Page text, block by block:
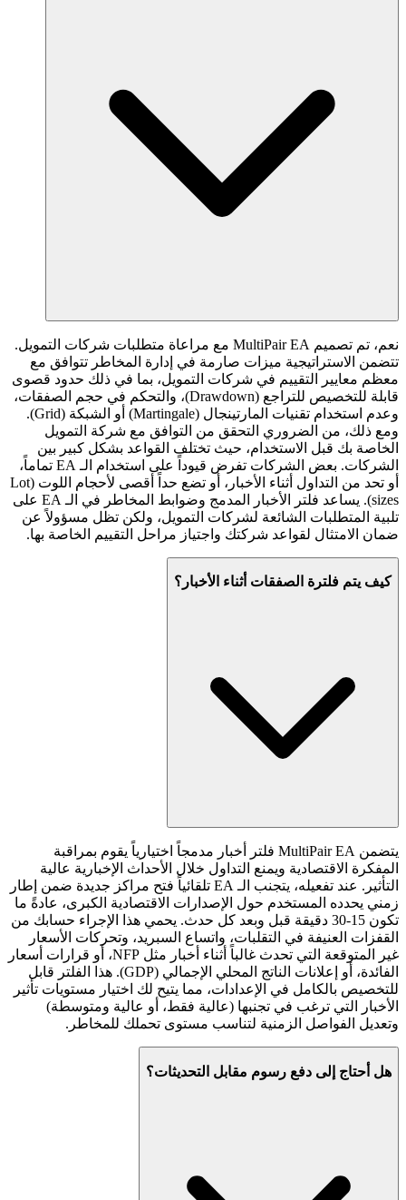
نعم، تم تصميم MultiPair EA مع مراعاة متطلبات شركات التمويل.
تتضمن الاستراتيجية ميزات صارمة في إدارة المخاطر تتوافق مع
معظم معايير التقييم في شركات التمويل، بما في ذلك حدود قصوى
قابلة للتخصيص للتراجع (Drawdown)، والتحكم في حجم الصفقات،
وعدم استخدام تقنيات المارتينجال (Martingale) أو الشبكة (Grid).
ومع ذلك، من الضروري التحقق من التوافق مع شركة التمويل
الخاصة بك قبل الاستخدام، حيث تختلف القواعد بشكل كبير بين
الشركات. بعض الشركات تفرض قيوداً على استخدام الـ EA تماماً،
أو تحد من التداول أثناء الأخبار، أو تضع حداً أقصى لأحجام اللوت (Lot
sizes). يساعد فلتر الأخبار المدمج وضوابط المخاطر في الـ EA على
تلبية المتطلبات الشائعة لشركات التمويل، ولكن تظل مسؤولاً عن
ضمان الامتثال لقواعد شركتك واجتياز مراحل التقييم الخاصة بها.
كيف يتم فلترة الصفقات أثناء الأخبار؟
يتضمن MultiPair EA فلتر أخبار مدمجاً اختيارياً يقوم بمراقبة
المفكرة الاقتصادية ويمنع التداول خلال الأحداث الإخبارية عالية
التأثير. عند تفعيله، يتجنب الـ EA تلقائياً فتح مراكز جديدة ضمن إطار
زمني يحدده المستخدم حول الإصدارات الاقتصادية الكبرى، عادةً ما
تكون 15-30 دقيقة قبل وبعد كل حدث. يحمي هذا الإجراء حسابك من
القفزات العنيفة في التقلبات، واتساع السبريد، وتحركات الأسعار
غير المتوقعة التي تحدث غالباً أثناء أخبار مثل NFP، أو قرارات أسعار
الفائدة، أو إعلانات الناتج المحلي الإجمالي (GDP). هذا الفلتر قابل
للتخصيص بالكامل في الإعدادات، مما يتيح لك اختيار مستويات تأثير
الأخبار التي ترغب في تجنبها (عالية فقط، أو عالية ومتوسطة)
وتعديل الفواصل الزمنية لتناسب مستوى تحملك للمخاطر.
هل أحتاج إلى دفع رسوم مقابل التحديثات؟